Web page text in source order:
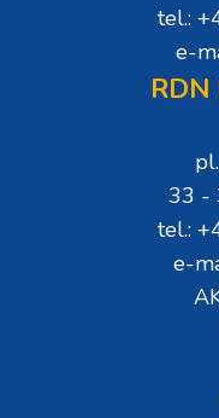
tel.:
e-
33 -
tel.:
e-